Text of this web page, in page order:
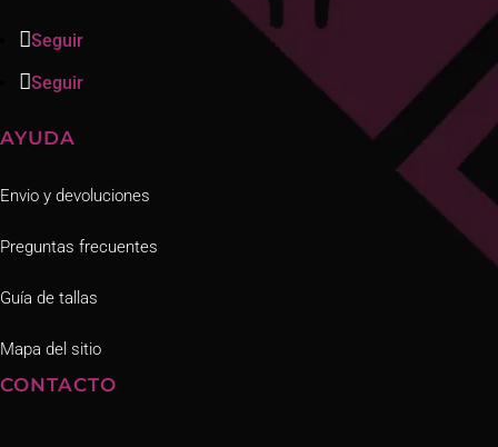
Seguir
Seguir
AYUDA
Envio y devoluciones
Preguntas frecuentes
Guía de tallas
Mapa del sitio
CONTACTO